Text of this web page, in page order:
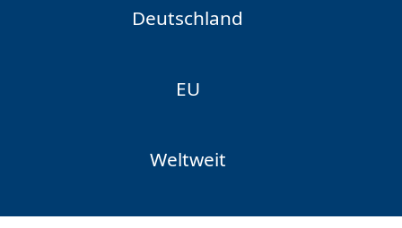
Deutschland
EU
Weltweit